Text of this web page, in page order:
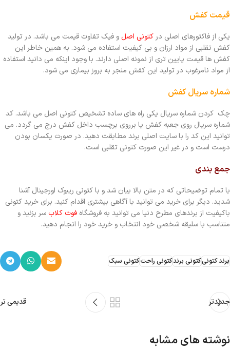
قیمت کفش
یکی از فاکتورهای اصلی درکتونی اصل و فیک تفاوت قیمت می باشد. در تولید
کفش تقلبی از مواد ارزان و بی کیفیت استفاده می شود. به همین خاطر این
کفش ها قیمت پایین تری از نمونه اصلی دارند. با وجود اینکه می دانید استفاده
از مواد نامرغوب در تولید این کفش منجر به بروز بیماری می شود.
شماره سریال کفش
چک کردن شماره سریال یکی راه های ساده تشخیص کتونی اصل می باشد. کد
شماره سریال روی جعبه کفش یا برروی برچسب داخل کفش درج می گردد. می
توانید این کد را با سایت اصلی برند مطابقت دهید. در صورت یکسان بودن
درست است و در غیر این صورت کتونی تقلبی است.
جمع بندی
با تمام توضیحاتی که در متن بالا بیان شد و با کتونی ریبوک اورجینال آشنا
شدید. دیگر برای خرید می توانید با آگاهی بیشتری اقدام کنید. برای خرید کتونی
باکیفیت از برندهای مطرح دنیا می توانید به فروشگاه فوت کلاب سر بزنید و
متناسب با سلیقه شخصی خود انتخاب و خرید خود را انجام دهید.
برند کتونیکتونی برندکتونی راحتکتونی سبک
جدیدتر قدیمی تر
نوشته های مشابه